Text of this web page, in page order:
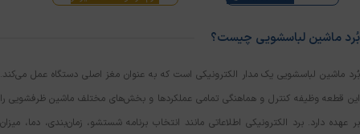
بُرد ماشین لباسشویی چیست؟
بُرد ماشین لباسشویی یک مدار الکترونیکی است که به عنوان مغز اصلی دستگاه عمل می‌کند.
این قطعه وظیفه کنترل و هماهنگی تمامی عملکردها و بخش‌های مختلف ماشین ظرفشویی را
بر عهده دارد. برد الکترونیکی اطلاعاتی مانند انتخاب برنامه شستشو، زمان‌بندی، دما، میزان